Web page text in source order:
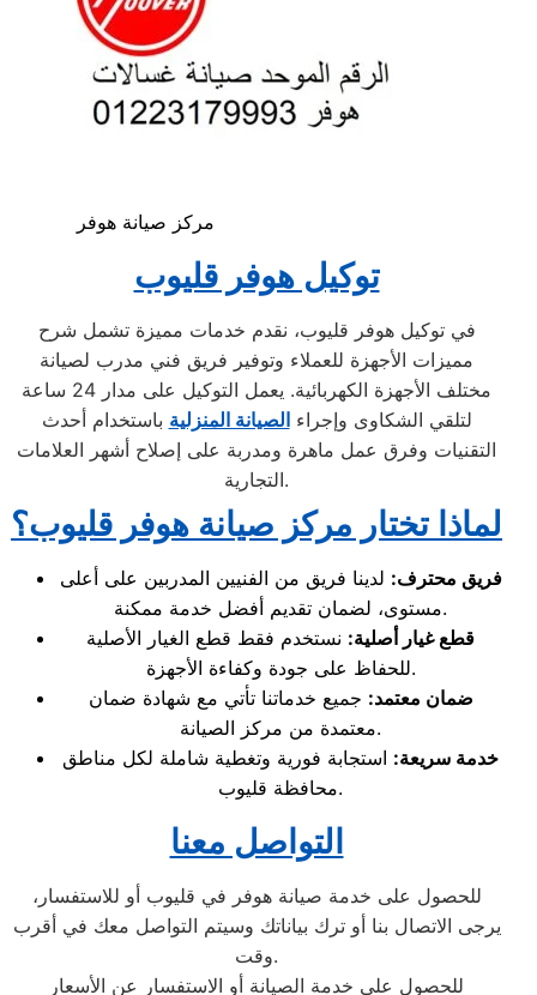
مركز صيانة هوفر
توكيل هوفر قليوب
في توكيل هوفر قليوب، نقدم خدمات مميزة تشمل شرح
مميزات الأجهزة للعملاء وتوفير فريق فني مدرب لصيانة
مختلف الأجهزة الكهربائية. يعمل التوكيل على مدار 24 ساعة
لتلقي الشكاوى وإجراءالصيانة المنزلية باستخدام أحدث
التقنيات وفرق عمل ماهرة ومدربة على إصلاح أشهر العلامات
التجارية.
لماذا تختار مركز صيانة هوفر قليوب؟
فريق محترف: لدينا فريق من الفنيين المدربين على أعلى
مستوى، لضمان تقديم أفضل خدمة ممكنة.
قطع غيار أصلية: نستخدم فقط قطع الغيار الأصلية
للحفاظ على جودة وكفاءة الأجهزة.
ضمان معتمد: جميع خدماتنا تأتي مع شهادة ضمان
معتمدة من مركز الصيانة.
خدمة سريعة: استجابة فورية وتغطية شاملة لكل مناطق
محافظة قليوب.
التواصل معنا
للحصول على خدمة صيانة هوفر في قليوب أو للاستفسار،
يرجى الاتصال بنا أو ترك بياناتك وسيتم التواصل معك في أقرب
وقت.
للحصول على خدمة الصيانة أو الاستفسار عن الأسعار